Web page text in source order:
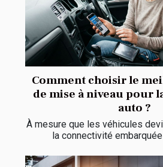
Comment choisir le
de mise à niveau pour
auto ?
À mesure que les véhicules
la connectivité